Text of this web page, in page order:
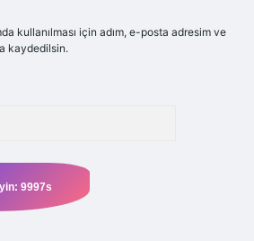
kullanılması için adım, e-posta adresim ve
kaydedilsin.